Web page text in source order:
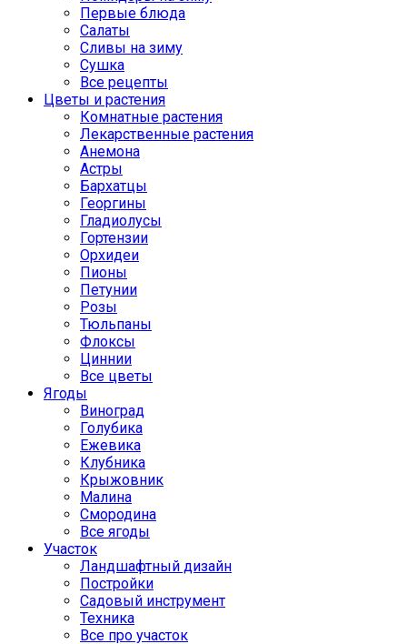
Первые блюда
Салаты
Сливы на зиму
Сушка
Все рецепты
Цветы и растения
Комнатные растения
Лекарственные растения
Анемона
Астры
Бархатцы
Георгины
Гладиолусы
Гортензии
Орхидеи
Пионы
Петунии
Розы
Тюльпаны
Флоксы
Циннии
Все цветы
Ягоды
Виноград
Голубика
Ежевика
Клубника
Крыжовник
Малина
Смородина
Все ягоды
Участок
Ландшафтный дизайн
Постройки
Садовый инструмент
Техника
Все про участок